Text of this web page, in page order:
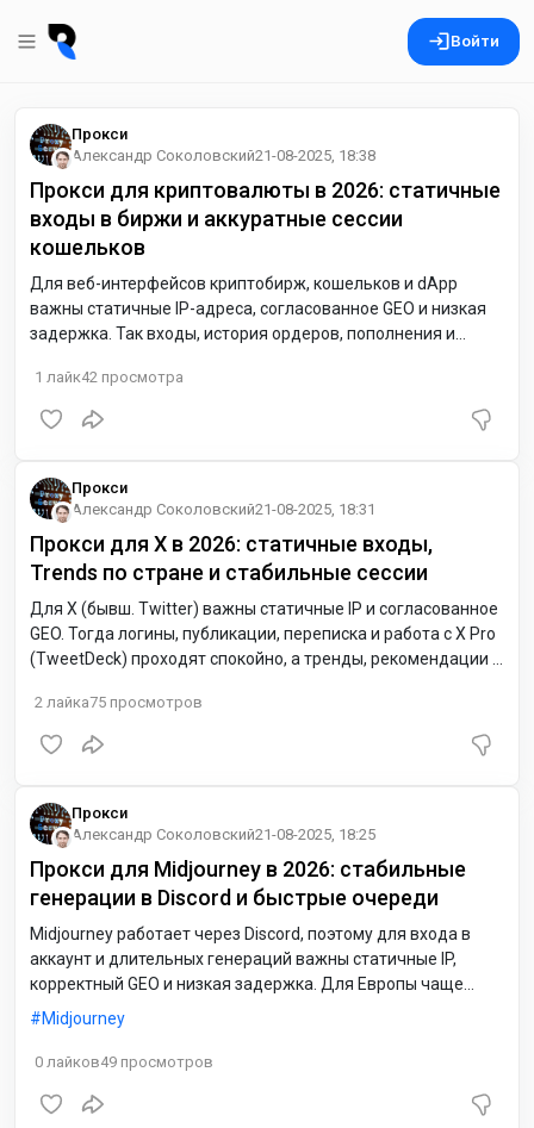
Войти
Прокси
Александр Соколовский21-08-2025, 18:38
Прокси для криптовалюты в 2026: статичные
входы в биржи и аккуратные сессии
кошельков
Для веб-интерфейсов криптобирж, кошельков и dApp
важны статичные IP-адреса, согласованное GEO и низкая
задержка. Так входы, история ордеров, пополнения и
загружаются без рывков. Для Европы удобно начать с
Нидерландов (NL) или Германии (DE); для США — восточное
побережье.
1 лайк42 просмотра
Прокси
Александр Соколовский21-08-2025, 18:31
Прокси для X в 2026: статичные входы,
Trends по стране и стабильные сессии
Для X (бывш. Twitter) важны статичные IP и согласованное
GEO. Тогда логины, публикации, переписка и работа с X Pro
(TweetDeck) проходят спокойно, а тренды, рекомендации и
Европы чаще всего берут Нидерланды (NL) или Германию
(DE); для США — восток (NY/DC) с минимальной задержкой.
2 лайка75 просмотров
Прокси
Александр Соколовский21-08-2025, 18:25
Прокси для Midjourney в 2026: стабильные
генерации в Discord и быстрые очереди
Midjourney работает через Discord, поэтому для входа в
аккаунт и длительных генераций важны статичные IP,
корректный GEO и низкая задержка. Для Европы чаще
всего подходят Нидерланды (NL) и Германия (DE): близко к
узлам, очереди обрабатываются быстрее, а перегрузки
случаются реже.
Midjourney
0 лайков49 просмотров